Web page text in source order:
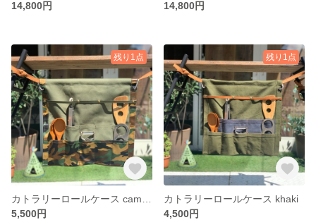
14,800円 14,800円
残り1点
5,500円
残り1点
カトラリーロールケース khaki
4,500円